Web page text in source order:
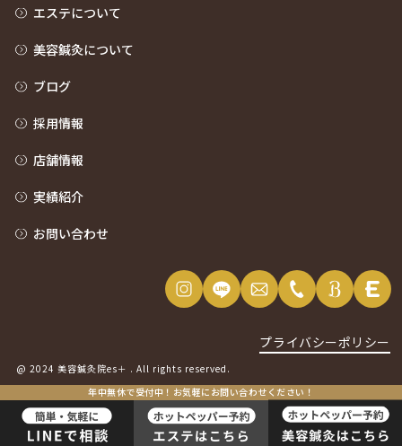
エステについて
美容鍼灸について
ブログ
採用情報
店舗情報
実績紹介
お問い合わせ
プライバシーポリシー
@ 2024 美容鍼灸院es＋ . All rights reserved.
年中無休で受付中！お気軽にお問い合わせください！